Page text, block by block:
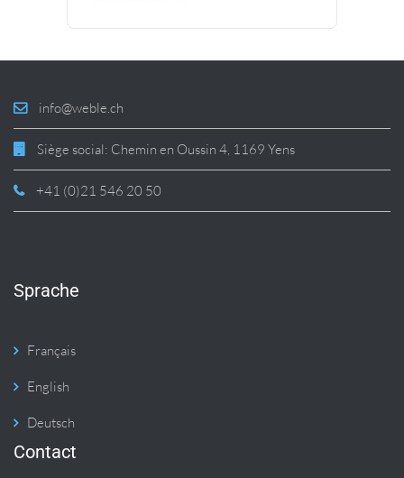
info@weble.ch
Siège social: Chemin en Oussin 4, 1169 Yens
+41 (0)21 546 20 50
Sprache
Français
English
Deutsch
Contact